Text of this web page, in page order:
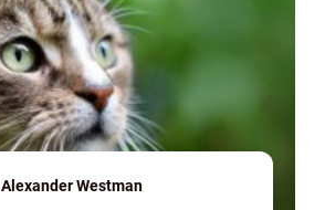
Alexander Westman